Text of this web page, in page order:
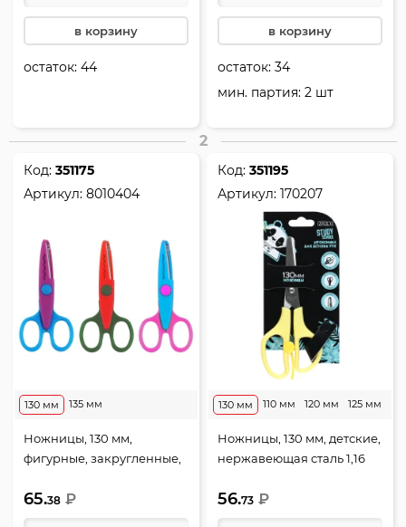
в корзину
остаток:44
в корзину
остаток:34
мин. партия: 2 шт
2
Код:351175
Артикул:8010404
130 мм 135 мм
Ножницы, 130 мм,
фигурные, закругленные,
deVENTE, 8010404
65.38 ₽
Код:351195
Артикул:170207
110 мм 120 мм 125 мм
130 мм
Ножницы, 130 мм, детские,
нержавеющая сталь 1,16
усилителем, европодвес,
Школа ПЛЮС, Панда,
56.73 ₽